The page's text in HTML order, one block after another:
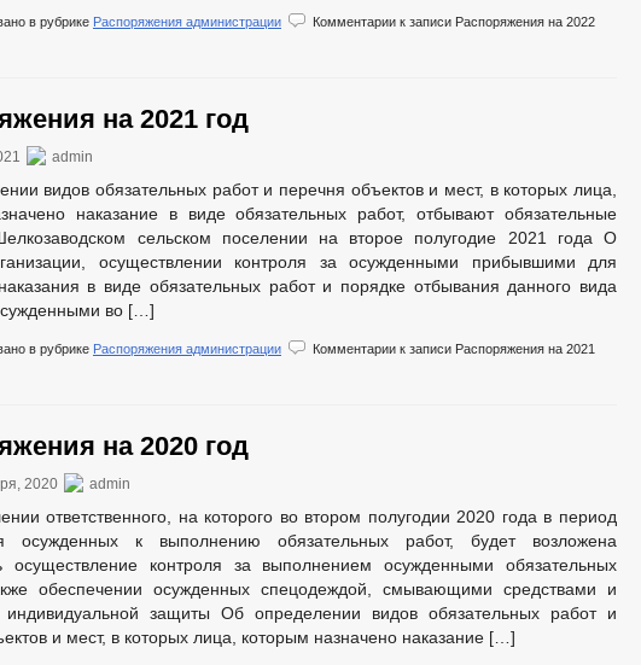
в рубрике Распоряжения администрации Комментарии к записи Распоряжения на 2022
на 2021 год
admin
видов обязательных работ и перечня объектов и мест, в которых лица,
наказание в виде обязательных работ, отбывают обязательные
сельском поселении на второе полугодие 2021 года О
осуществлении контроля за осужденными прибывшими для
в виде обязательных работ и порядке отбывания данного вида
во […]
в рубрике Распоряжения администрации Комментарии к записи Распоряжения на 2021
на 2020 год
2020 admin
ответственного, на которого во втором полугодии 2020 года в период
осужденных к выполнению обязательных работ, будет возложена
осуществление контроля за выполнением осужденными обязательных
обеспечении осужденных спецодеждой, смывающими средствами и
индивидуальной защиты Об определении видов обязательных работ и
и мест, в которых лица, которым назначено наказание […]